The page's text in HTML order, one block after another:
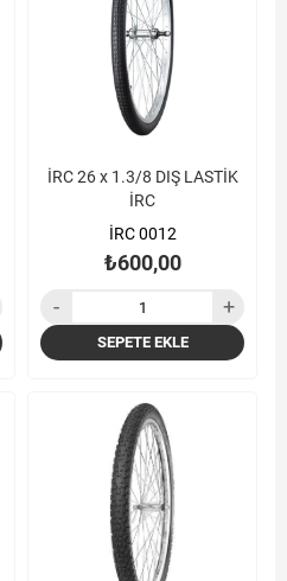
İRC 26 x 1.3/8 DIŞ LASTİK
İRC
İRC 0012
₺600,00
SEPETE EKLE